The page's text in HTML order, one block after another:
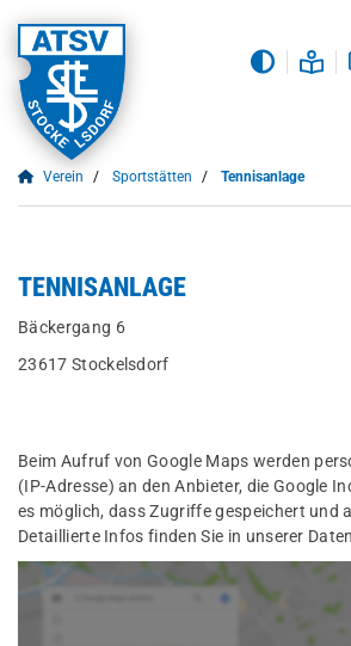
Verein Sportstätten Tennisanlage
TENNISANLAGE
Bäckergang 6
23617 Stockelsdorf
Beim Aufruf von Google Maps werden
(IP-Adresse) an den Anbieter, die Google
es möglich, dass Zugriffe gespeichert und
Detaillierte Infos finden Sie in unserer